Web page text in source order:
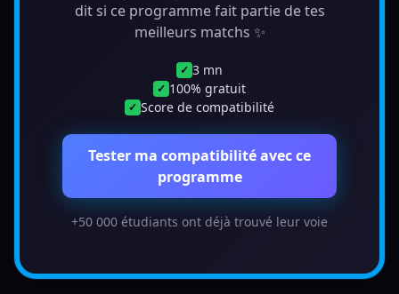
dit si ce programme fait partie de tes
meilleurs matchs ✨
✓ 3 mn
✓ 100% gratuit
✓ Score de compatibilité
Tester ma compatibilité avec ce
programme
+50 000 étudiants ont déjà trouvé leur voie